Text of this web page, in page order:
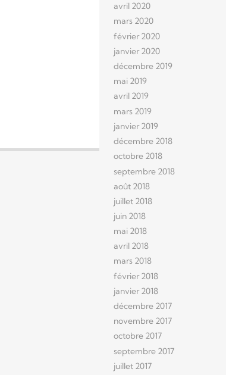
avril 2020
mars 2020
février 2020
janvier 2020
décembre 2019
mai 2019
avril 2019
mars 2019
janvier 2019
décembre 2018
octobre 2018
septembre 2018
août 2018
juillet 2018
juin 2018
mai 2018
avril 2018
mars 2018
février 2018
janvier 2018
décembre 2017
novembre 2017
octobre 2017
septembre 2017
juillet 2017